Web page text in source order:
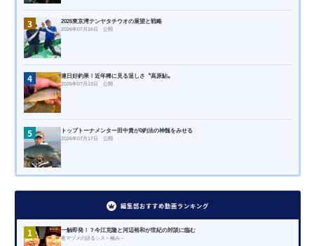
3 2026東京湾テンヤタチウオの展望と戦略
2026年07月16日 公開
4 連日好釣果！近年稀に見る逞しさ〝高原鮎〟
2026年07月13日 公開
5 トップトーナメンター田中貴が0釣法の神髄をみせる
2026年07月17日 公開
編集部おすすめ動画ランキング
1 一触即発！？今江克隆と河辺裕和が世紀の対談に臨む
夜マヅメの語るシス～極み～